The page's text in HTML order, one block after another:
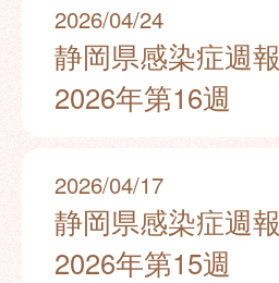
2026/04/24
静岡県感染症週報
2026年第16週
2026/04/17
静岡県感染症週報
2026年第15週